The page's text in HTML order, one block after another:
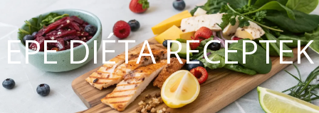
EPE DIÉTA RECEPTEK